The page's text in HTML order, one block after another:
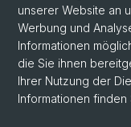
Youtube
unserer Website an
Werbung und
Informationen
die Sie ihnen
Ihrer Nutzung der
Informationen finden